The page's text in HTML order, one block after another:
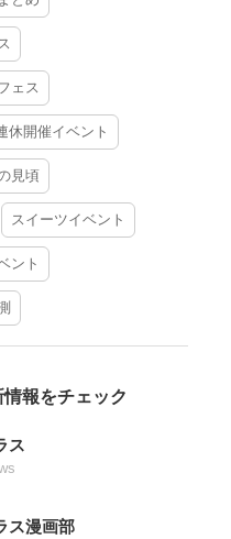
ェス
休開催イベント
見頃
スイーツイベント
ント
報をチェック
ス
ス漫画部